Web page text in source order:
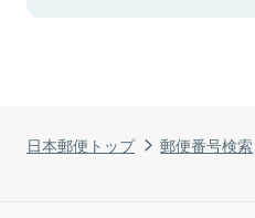
日本郵便トップ 郵便番号検索